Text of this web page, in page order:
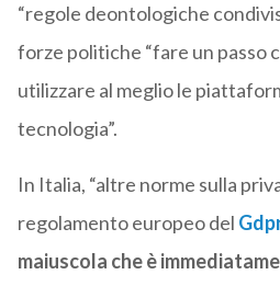
“regole deontologiche
forze politiche “fare un passo
utilizzare al meglio le
tecnologia”.
In Italia, “altre norme sulla
regolamento europeo del
maiuscola che è